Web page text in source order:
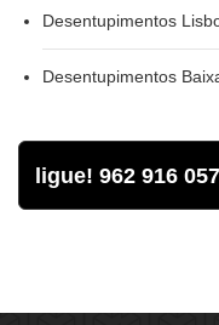
Desentupimentos
Desentupimentos
ligue! 962 916 057